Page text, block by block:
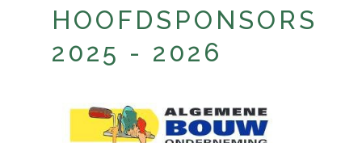
HOOFDSPONSORS
2025 - 2026